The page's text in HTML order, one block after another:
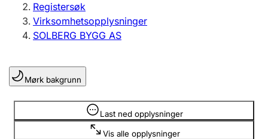
Enkeltpersonforetak
Registrere, endre, slette
Lag og forening
Registrere, endre, slette
Registersøk
Virksomhetsopplysninger
SOLBERG BYGG AS
Mørk bakgrunn
Last ned opplysninger
Vis alle opplysninger
Opplysninger er skjult